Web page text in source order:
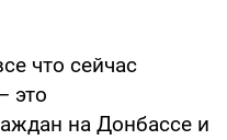
что сейчас
это
на Донбассе и